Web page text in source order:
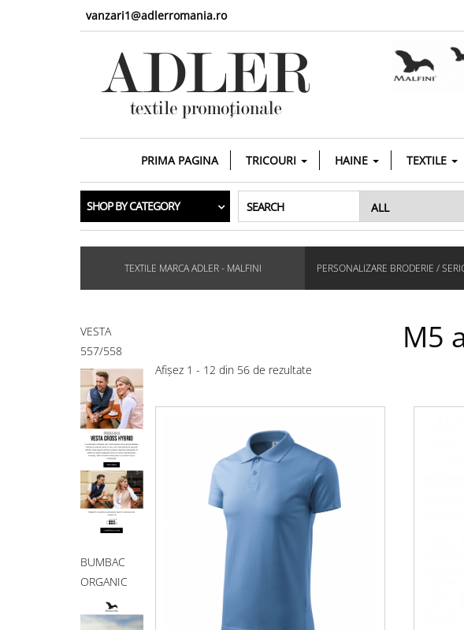
vanzari1@adlerromania.ro
PRIMA PAGINA TRICOURI HAINE TEXTILE
SHOP BY CATEGORY SEARCH
TEXTILE MARCA ADLER - MALFINI PERSONALIZARE BRODERIE /
VESTA
557/558
BUMBAC
ORGANIC
M5
Afișez 1 - 12 din 56 de rezultate